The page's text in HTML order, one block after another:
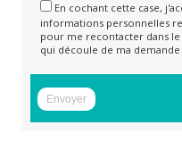
En cochant cette case,
informations personnelles
pour me recontacter dans
qui découle de ma demande